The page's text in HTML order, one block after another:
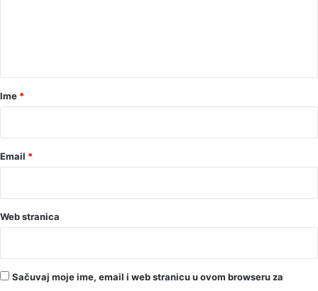
rIme *
Email *
Web stranica
Sačuvaj moje ime, email i web stranicu u ovom browseru za